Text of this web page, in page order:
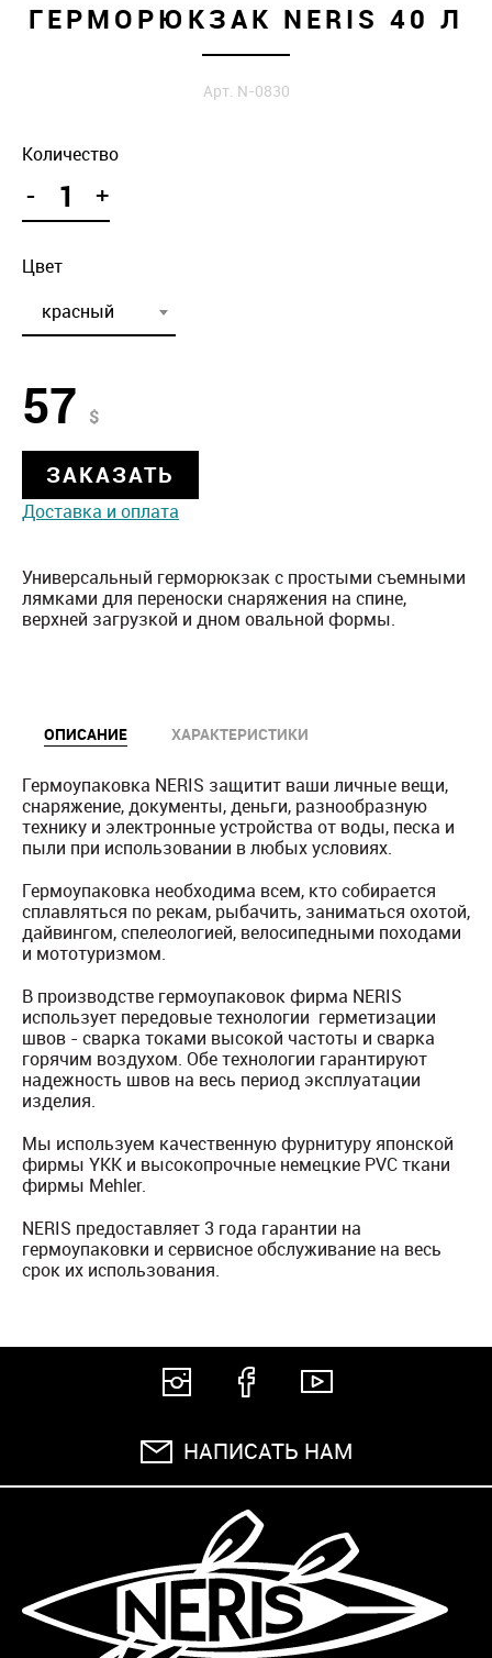
ГЕРМОРЮКЗАК NERIS 40 Л
Арт. N-0830
Количество
- +
Цвет
красный
57 $
ЗАКАЗАТЬ
Доставка и оплата
Универсальный герморюкзак с простыми съемными
лямками для переноски снаряжения на спине,
верхней загрузкой и дном овальной формы.
ОПИСАНИЕ ХАРАКТЕРИСТИКИ
Гермоупаковка NERIS защитит ваши личные вещи,
снаряжение, документы, деньги, разнообразную
технику и электронные устройства от воды, песка и
пыли при использовании в любых условиях.
Гермоупаковка необходима всем, кто собирается
сплавляться по рекам, рыбачить, заниматься охотой,
дайвингом, спелеологией, велосипедными походами
и мототуризмом.
В производстве гермоупаковок фирма NERIS
использует передовые технологии герметизации
швов - сварка токами высокой частоты и сварка
горячим воздухом. Обе технологии гарантируют
надежность швов на весь период эксплуатации
изделия.
Мы используем качественную фурнитуру японской
фирмы YKK и высокопрочные немецкие PVC ткани
фирмы Mehler.
NERIS предоставляет 3 года гарантии на
гермоупаковки и сервисное обслуживание на весь
срок их использования.
НАПИСАТЬ НАМ